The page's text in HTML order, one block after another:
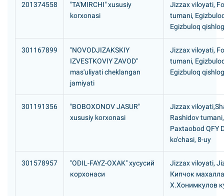
201374558
"TA'MIRCHI" xususiy
korxonasi
Jizzax viloyati,
tumani,
Egizbuloq
301167899
"NOVODJIZAKSKIY
IZVESTKOVIY ZAVOD"
mas'uliyati cheklangan
jamiyati
Jizzax viloyati,
tumani,
Egizbuloq
301191356
"BOBOXONOV JASUR"
xususiy korxonasi
Jizzax
Rashidov tumani,
Paxtaobod QFY
ko'chasi, 8-uy
301578957
"ODIL-FAYZ-OXAK" хусусий
корхонаси
Jizzax viloyati,
Кипчок
Х.Хонимкулов